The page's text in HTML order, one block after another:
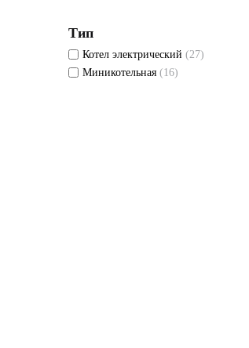
Тип
Котел электрический (27)
Миникотельная (16)